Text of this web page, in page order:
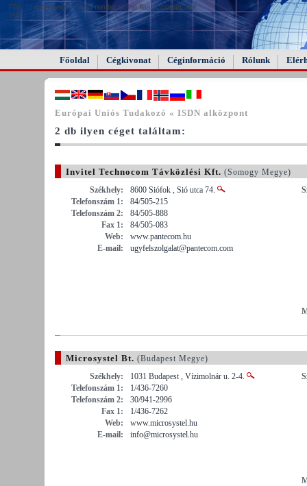
FAIL (the browser should render some flash content, not
this).
Főoldal Cégkivonat Céginformáció Rólunk
Európai Uniós Tudakozó « ISDN alközpont
2 db ilyen céget találtam:
Invitel Technocom Távközlési Kft. (Somogy Megye)
Székhely:
8600 Siófok , Sió utca 74.
Telefonszám 1:
84/505-215
Telefonszám 2:
84/505-888
Fax 1:
84/505-083
Web:
www.pantecom.hu
E-mail:
ugyfelszolgalat@pantecom.com
Microsystel Bt. (Budapest Megye)
Székhely:
1031 Budapest , Vízimolnár u. 2-4.
Telefonszám 1:
1/436-7260
Telefonszám 2:
30/941-2996
Fax 1:
1/436-7262
Web:
www.microsystel.hu
E-mail:
info@microsystel.hu